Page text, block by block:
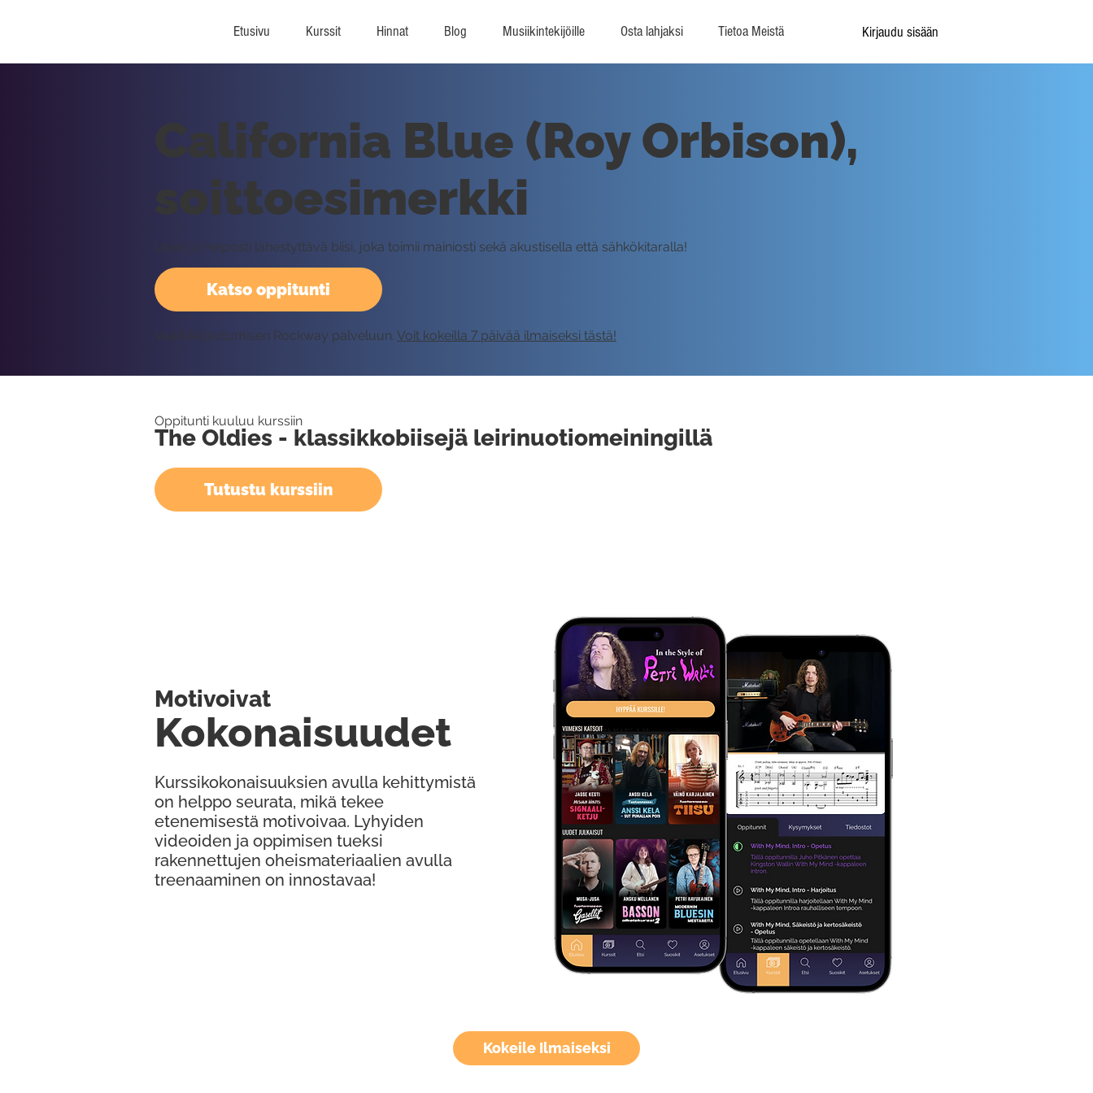
Etusivu Kurssit Hinnat Blog Musiikintekijöille Osta lahjaksi Tietoa Meistä Kirjaudu sisään
Kokeile Ilmaiseksi
Katso oppitunti
California Blue (Roy Orbison),
soittoesimerkki
Upea ja helposti lähestyttävä biisi, joka toimii mainiosti sekä akustisella että sähkökitaralla!
Vaatii kirjautumisen Rockway palveluun. Voit kokeilla 7 päivää ilmaiseksi tästä!
Oppitunti kuuluu kurssiin
The Oldies - klassikkobiisejä leirinuotiomeiningillä
Tutustu kurssiin
Kurssikokonaisuuksien avulla kehittymistä
on helppo seurata, mikä tekee
etenemisestä motivoivaa. Lyhyiden
videoiden ja oppimisen tueksi
rakennettujen oheismateriaalien avulla
treenaaminen on innostavaa!
Kokonaisuudet
Motivoivat